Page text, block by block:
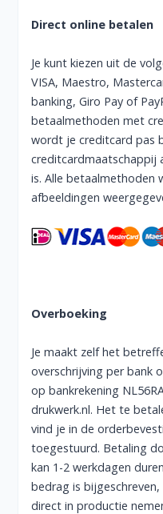
Direct online betalen
Je kunt kiezen uit de
VISA, Maestro,
banking, Giro Pay of
betaalmethoden met
wordt je creditcard pas
creditcardmaatschappij
is. Alle betaalmethoden
afbeeldingen
Overboeking
Je maakt zelf het
overschrijving per bank
op bankrekening
drukwerk.nl. Het te
vind je in de
toegestuurd. Betaling
kan 1-2 werkdagen
bedrag is
direct in productie